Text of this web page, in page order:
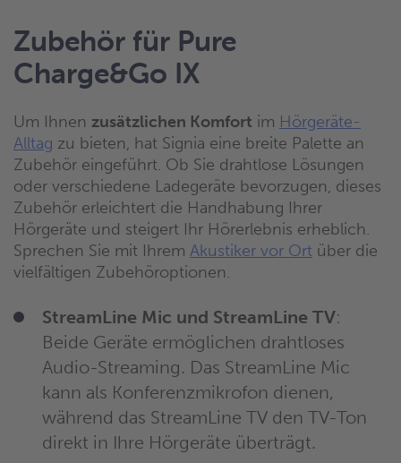
Zubehör für Pure
Charge&Go IX
Um Ihnen zusätzlichen Komfort im Hörgeräte-
Alltag zu bieten, hat Signia eine breite Palette an
Zubehör eingeführt. Ob Sie drahtlose Lösungen
oder verschiedene Ladegeräte bevorzugen, dieses
Zubehör erleichtert die Handhabung Ihrer
Hörgeräte und steigert Ihr Hörerlebnis erheblich.
Sprechen Sie mit Ihrem Akustiker vor Ort über die
vielfältigen Zubehöroptionen.
StreamLine Mic und StreamLine TV:
Beide Geräte ermöglichen drahtloses
Audio-Streaming. Das StreamLine Mic
kann als Konferenzmikrofon dienen,
während das StreamLine TV den TV-Ton
direkt in Ihre Hörgeräte überträgt.